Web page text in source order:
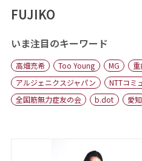
ニュース
おすすめコンテンツ
出版物
会社概要
FUJIKO
いま注目のキーワード
高畑充希 Too Young MG
アルジェニクスジャパン
NTTコミ
全国筋無力症友の会
b.dot 愛知